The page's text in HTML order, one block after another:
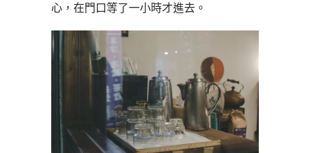
心，在門口等了一小時才進去。